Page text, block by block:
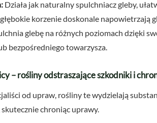
Działa jak naturalny spulchniacz gleby,
głębokie korzenie doskonale napowietrzają
glebę na różnych poziomach dzięki
bezpośredniego towarzysza.
– rośliny odstraszające szkodniki i
od upraw, rośliny te wydzielają
chroniąc uprawy.